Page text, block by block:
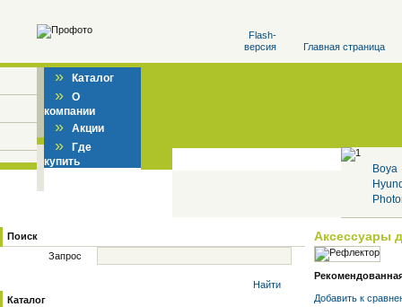
Flash-
версия
Главная страница
» Каталог
» О
компании
» Акции
» Где
купить
Boya
Поиск
Запрос
Найти
Каталог
Аксессуары
Добавить к